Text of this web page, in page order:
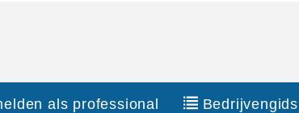
als professional Bedrijvengids